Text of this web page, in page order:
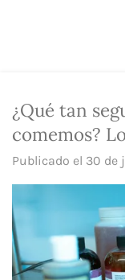
¿Qué tan
comemos?
Publicado el 30 de